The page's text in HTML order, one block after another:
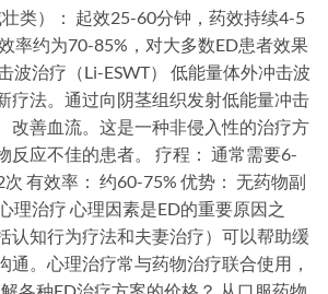
壮类）： 起效25-60分钟，药效持续4-5
率约为70-85%，对大多数ED患者效果
波治疗（Li-ESWT） 低能量体外冲击波
疗法。通过向阴茎组织发射低能量冲击
改善血流。这是一种非侵入性的治疗方
反应不佳的患者。 疗程： 通常需要6-
有效率： 约60-75% 优势： 无药物副
理治疗 心理因素是ED的重要原因之
认知行为疗法和夫妻治疗）可以帮助缓
通。心理治疗常与药物治疗联合使用，